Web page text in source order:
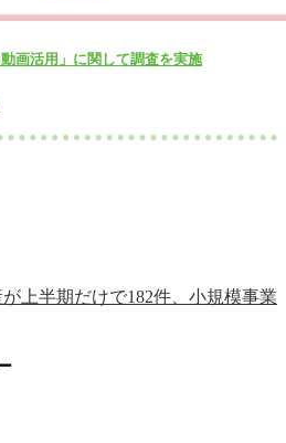
画活用」に関して調査を実施
上半期だけで182件、小規模事業